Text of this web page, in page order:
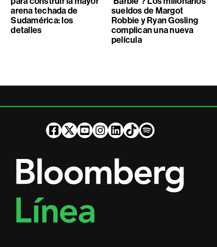
arena techada de
Sudamérica: los
detalles
sueldos de Margot
Robbie y Ryan Gosling
complican una nueva
película